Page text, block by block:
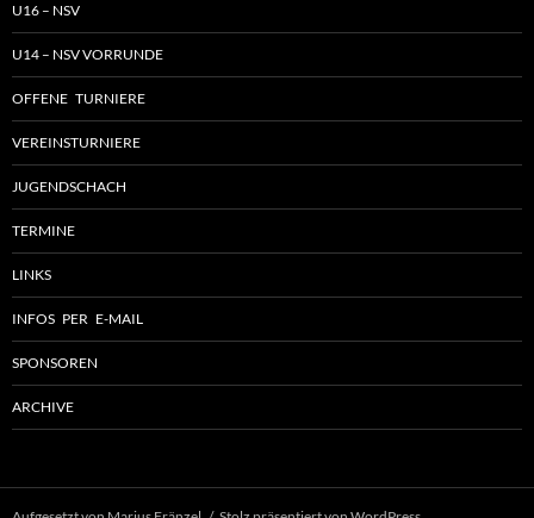
U16 – NSV
U14 – NSV VORRUNDE
OFFENE TURNIERE
VEREINSTURNIERE
JUGENDSCHACH
TERMINE
LINKS
INFOS PER E-MAIL
SPONSOREN
ARCHIVE